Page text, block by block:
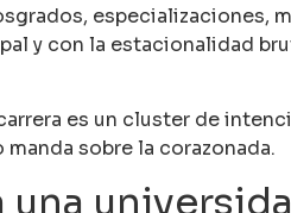
especializaciones,
y con la estacionalidad
es un cluster de
sobre la corazonada.
una